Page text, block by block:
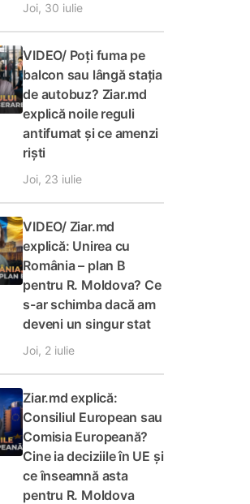
Joi, 30 iulie
VIDEO/ Poți fuma pe
balcon sau lângă stația
de autobuz? Ziar.md
explică noile reguli
antifumat și ce amenzi
riști
Joi, 23 iulie
VIDEO/ Ziar.md
explică: Unirea cu
România – plan B
pentru R. Moldova? Ce
s-ar schimba dacă am
deveni un singur stat
Joi, 2 iulie
Ziar.md explică:
Consiliul European sau
Comisia Europeană?
Cine ia deciziile în UE și
ce înseamnă asta
pentru R. Moldova